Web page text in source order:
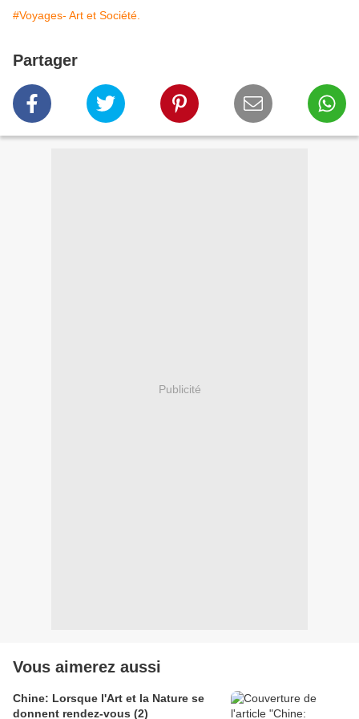
#Voyages- Art et Société.
Partager
Publicité
Vous aimerez aussi
Chine: Lorsque l'Art et la Nature se
donnent rendez-vous (2)